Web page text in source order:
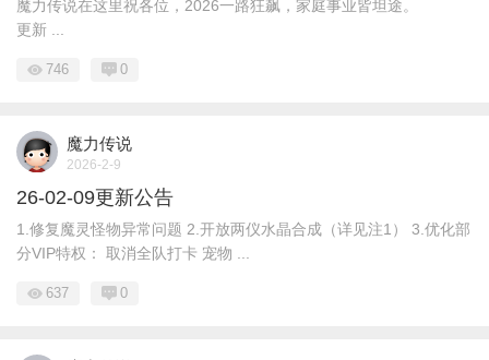
魔力传说在这里祝各位，2026一路狂飙，家庭事业皆坦途。
更新 ...
746 0
魔力传说
2026-2-9
26-02-09更新公告
1.修复魔灵怪物异常问题 2.开放两仪水晶合成（详见注1） 3.优化部
分VIP特权： 取消全队打卡 宠物 ...
637 0